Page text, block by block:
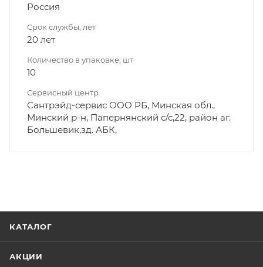
Россия
Срок службы, лет
20 лет
Количество в упаковке, шт
10
Сервисный центр
Сантрэйд-сервис ООО РБ, Минская обл.,
Минский р-н, Папернянский с/с,22, район аг.
Большевик,зд. АБК,
КАТАЛОГ
АКЦИИ